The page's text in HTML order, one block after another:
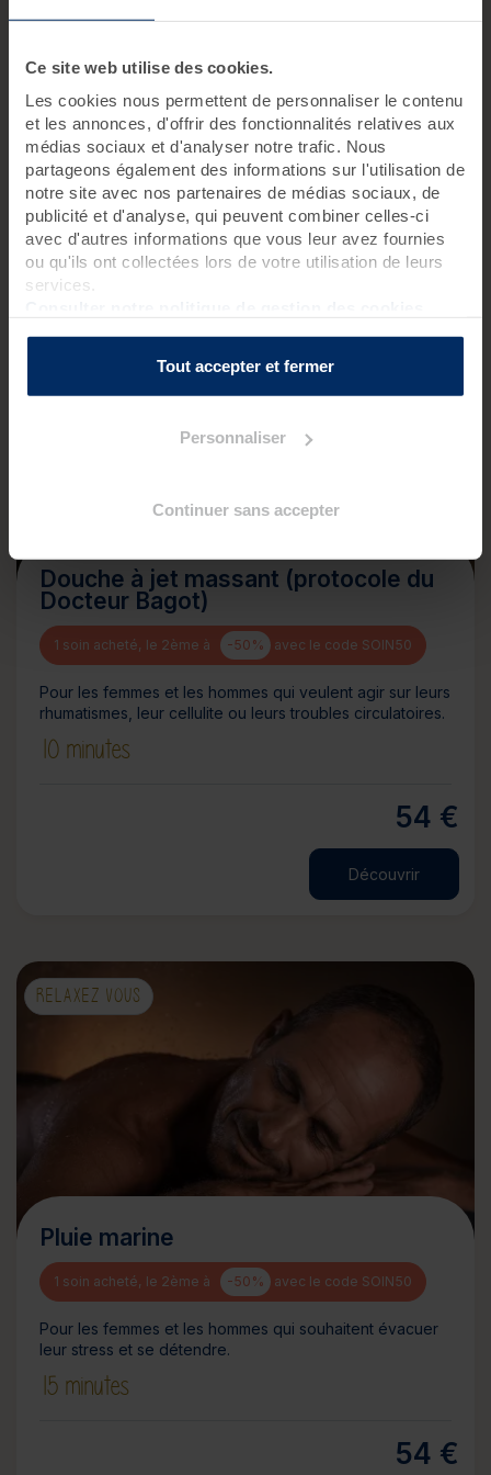
Ce site web utilise des cookies.
Les cookies nous permettent de personnaliser le contenu
et les annonces, d'offrir des fonctionnalités relatives aux
médias sociaux et d'analyser notre trafic. Nous
partageons également des informations sur l'utilisation de
notre site avec nos partenaires de médias sociaux, de
publicité et d'analyse, qui peuvent combiner celles-ci
avec d'autres informations que vous leur avez fournies
ou qu'ils ont collectées lors de votre utilisation de leurs
services.
Tout accepter et fermer
Personnaliser
Continuer sans accepter
15 minutes
54 €
Découvrir
TONIFIEZ VOUS !
Douche à jet massant (protocole du
Docteur Bagot)
1 soin acheté, le 2ème à -50% avec le code SOIN50
Pour les femmes et les hommes qui veulent agir sur leurs
rhumatismes, leur cellulite ou leurs troubles circulatoires.
10 minutes
54 €
Découvrir
RELAXEZ VOUS
Pluie marine
1 soin acheté, le 2ème à -50% avec le code SOIN50
Pour les femmes et les hommes qui souhaitent évacuer
leur stress et se détendre.
15 minutes
54 €